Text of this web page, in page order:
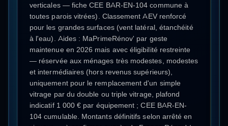
verticales — fiche CEE BAR-EN-104 commune à
toutes parois vitrées). Classement AEV renforcé
pour les grandes surfaces (vent latéral, étanchéité
à l'eau). Aides : MaPrimeRénov' par geste
maintenue en 2026 mais avec éligibilité restreinte
— réservée aux ménages très modestes, modestes
et intermédiaires (hors revenus supérieurs),
uniquement pour le remplacement d'un simple
vitrage par du double ou triple vitrage, plafond
indicatif 1 000 € par équipement ; CEE BAR-EN-
104 cumulable. Montants définitifs selon arrêté en